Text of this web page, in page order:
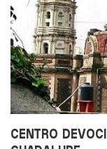
CENTRO